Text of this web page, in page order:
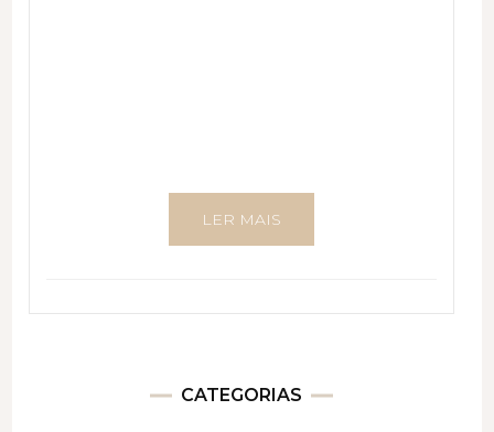
LER MAIS
CATEGORIAS